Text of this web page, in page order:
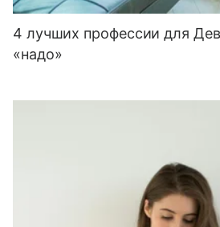
4 лучших профессии для
«надо»